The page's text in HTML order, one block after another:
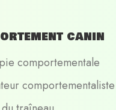
canin
comportementale
comportementaliste